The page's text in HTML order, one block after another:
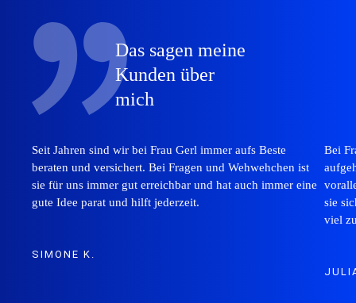
Das sagen meine
Kunden über
mich
Seit Jahren sind wir bei Frau Gerl immer aufs Beste
beraten und versichert. Bei Fragen und Wehwehchen ist
sie für uns immer gut erreichbar und hat auch immer eine
gute Idee parat und hilft jederzeit.
SIMONE K.
Bei
sie
viel